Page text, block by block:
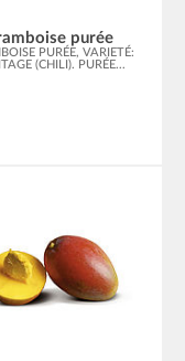
purée
PURÉE, VARIETÉ:
(CHILI). PURÉE...